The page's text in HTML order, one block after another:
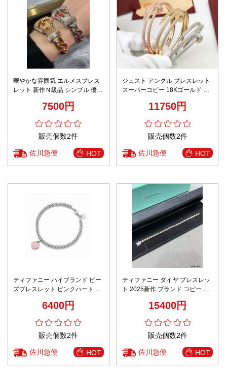
華やかな雰囲気 エルメスブレス
レット 新作Ｎ級品 シンプル 優雅
7500円
販売個数2件
佐川急便 HOT
ジュスト アンクル ブレスレット
スーパーコピー 18Kゴールド ダ
11750円
販売個数2件
佐川急便 HOT
ティファニー ハイブランド ビー
ズブレスレット ピンクハートチ
ール 発送保証6400円
販売個数2件
佐川急便 HOT
ティファニー ダイヤ ブレスレッ
ト 2025新作 ブランド コピー 高
的な再現度 安心サイト
15400円
販売個数2件
佐川急便 HOT